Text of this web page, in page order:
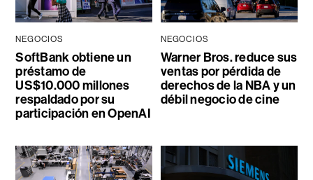
NEGOCIOS
SoftBank obtiene un
préstamo de
US$10.000 millones
respaldado por su
participación en OpenAI
NEGOCIOS
Warner Bros. reduce sus
ventas por pérdida de
derechos de la NBA y un
débil negocio de cine